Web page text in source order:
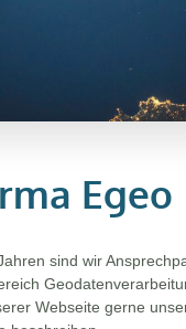
Egeo
sind wir
Webseite gerne